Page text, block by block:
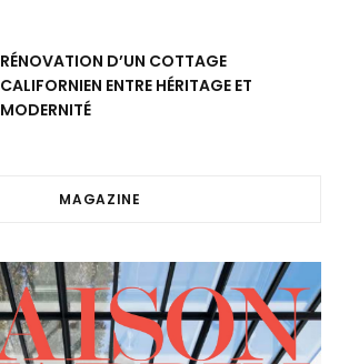
RÉNOVATION D’UN COTTAGE
CALIFORNIEN ENTRE HÉRITAGE ET
MODERNITÉ
MAGAZINE